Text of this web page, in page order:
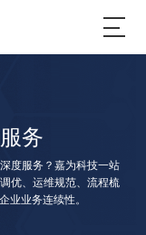
务
度服务？嘉为科技一站
优、运维规范、流程梳
业业务连续性。